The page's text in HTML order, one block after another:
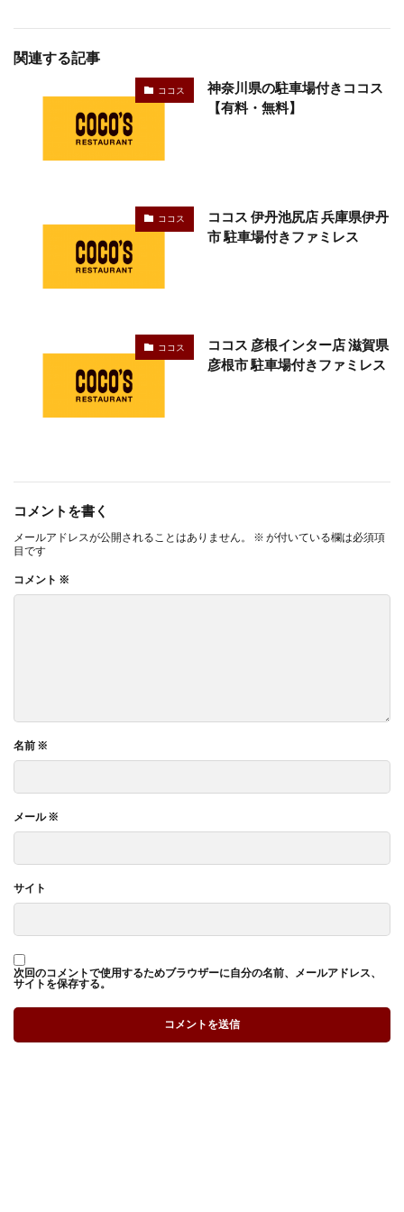
関連する記事
ココス
神奈川県の駐車場付きココス
【有料・無料】
ココス
ココス 伊丹池尻店 兵庫県伊丹
市 駐車場付きファミレス
ココス
ココス 彦根インター店 滋賀県
彦根市 駐車場付きファミレス
コメントを書く
メールアドレスが公開されることはありません。 ※ が付いている欄は必須項
目です
コメント ※
名前 ※
メール※
サイト
次回のコメントで使用するためブラウザーに自分の名前、メールアドレス、
サイトを保存する。